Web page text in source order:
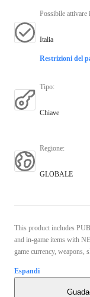
Possibile attivare
Italia
Restrizioni del
Tipo:
Chiave
Regione:
GLOBALE
This product includes
and in-game items with
game currency, weapons,
Espandi